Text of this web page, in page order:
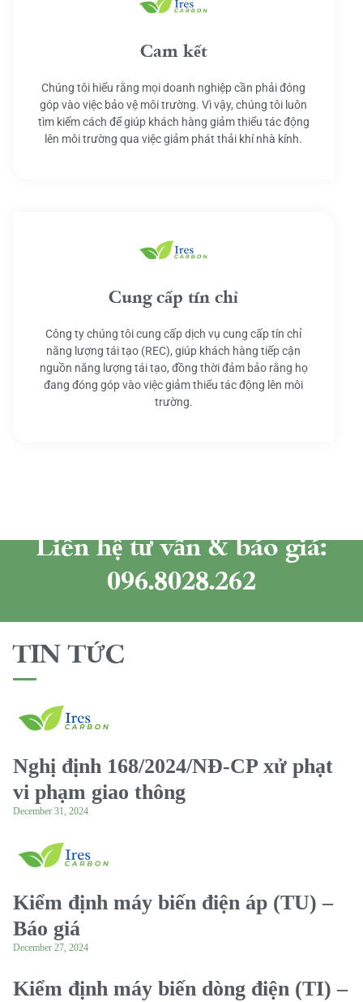
Cam kết
Chúng tôi hiểu rằng mọi doanh nghiệp cần phải đóng
góp vào việc bảo vệ môi trường. Vì vậy, chúng tôi luôn
tìm kiếm cách để giúp khách hàng giảm thiểu tác động
lên môi trường qua việc giảm phát thải khí nhà kính.
Cung cấp tín chỉ
Công ty chúng tôi cung cấp dịch vụ cung cấp tín chỉ
năng lượng tái tạo (REC), giúp khách hàng tiếp cận
nguồn năng lượng tái tạo, đồng thời đảm bảo rằng họ
đang đóng góp vào việc giảm thiểu tác động lên môi
trường.
Liên hệ tư vấn & báo giá:
096.8028.262
TIN TỨC
Nghị định 168/2024/NĐ-CP xử phạt
vi phạm giao thông
December 31, 2024
Kiểm định máy biến điện áp (TU) –
Báo giá
December 27, 2024
Kiểm định máy biến dòng điện (TI) –